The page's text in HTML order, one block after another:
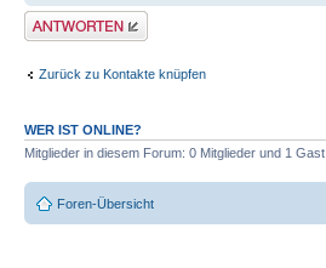
Antwort erstellen
Zurück zu Kontakte knüpfen
WER IST ONLINE?
Mitglieder in diesem Forum: 0 Mitglieder und 1 Gast
Foren-Übersicht